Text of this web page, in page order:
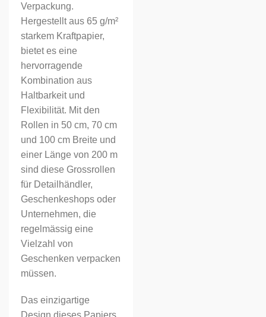
Verpackung.
Hergestellt aus 65 g/m²
starkem Kraftpapier,
bietet es eine
hervorragende
Kombination aus
Haltbarkeit und
Flexibilität. Mit den
Rollen in 50 cm, 70 cm
und 100 cm Breite und
einer Länge von 200 m
sind diese Grossrollen
für Detailhändler,
Geschenkeshops oder
Unternehmen, die
regelmässig eine
Vielzahl von
Geschenken verpacken
müssen.
Das einzigartige
Design dieses Papiers